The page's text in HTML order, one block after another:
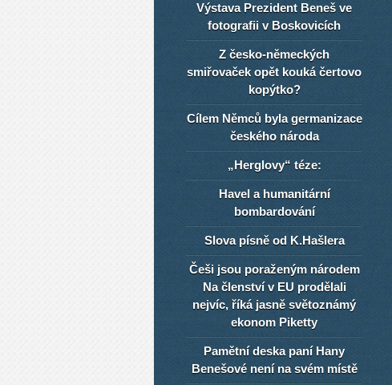
Výstava Prezident Beneš ve
fotografii v Boskovicích
Z česko-německých
smiřovaček opět kouká čertovo
kopýtko?
Cílem Němců byla germanizace
českého národa
„Herglovy“ téze:
Havel a humanitární
bombardování
Slova písně od K.Hašlera
Češi jsou poraženým národem
Na členství v EU prodělali
nejvíc, říká jasně světoznámý
ekonom Piketty
Pamětní deska paní Hany
Benešové není na svém místě